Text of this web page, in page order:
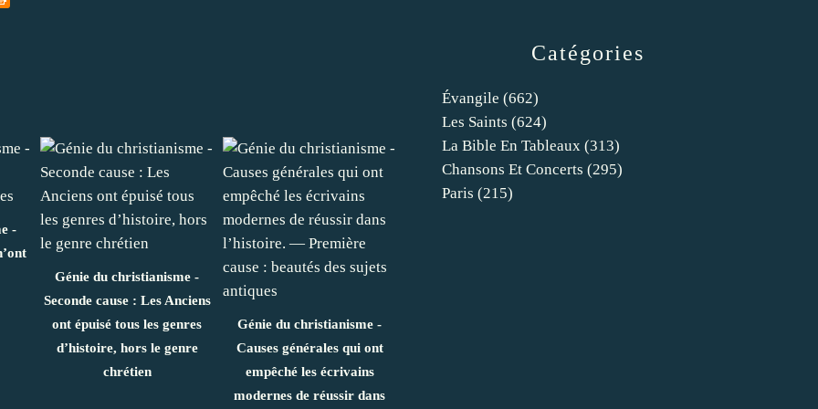
-
Génie du christianisme -
Seconde cause : Les Anciens
ont épuisé tous les genres
d’histoire, hors le genre
chrétien
Génie du christianisme -
Causes générales qui ont
empêché les écrivains
modernes de réussir dans
Catégories
Évangile (662)
Les Saints (624)
La Bible En Tableaux (313)
Chansons Et Concerts (295)
Paris (215)